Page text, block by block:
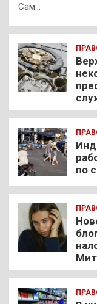
Сам…
по